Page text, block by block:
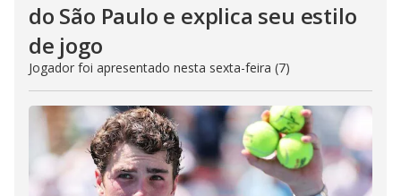
do São Paulo e explica seu estilo
de jogo
Jogador foi apresentado nesta sexta-feira (7)